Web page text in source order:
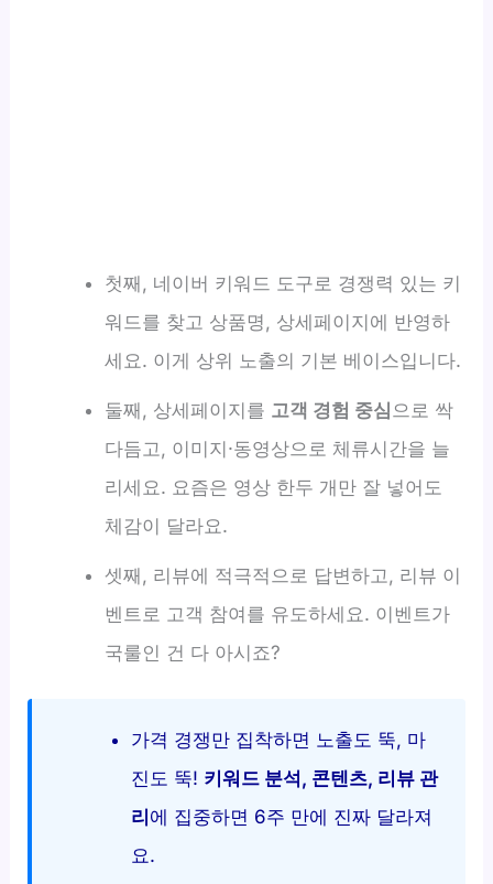
첫째, 네이버 키워드 도구로 경쟁력 있는 키
워드를 찾고 상품명, 상세페이지에 반영하
세요. 이게 상위 노출의 기본 베이스입니다.
둘째, 상세페이지를 고객 경험 중심 으로 싹
다듬고, 이미지·동영상으로 체류시간을 늘
리세요. 요즘은 영상 한두 개만 잘 넣어도
체감이 달라요.
셋째, 리뷰에 적극적으로 답변하고, 리뷰 이
벤트로 고객 참여를 유도하세요. 이벤트가
국룰인 건 다 아시죠?
가격 경쟁만 집착하면 노출도 뚝, 마
진도 뚝! 키워드 분석, 콘텐츠, 리뷰 관
리 에 집중하면 6주 만에 진짜 달라져
요.